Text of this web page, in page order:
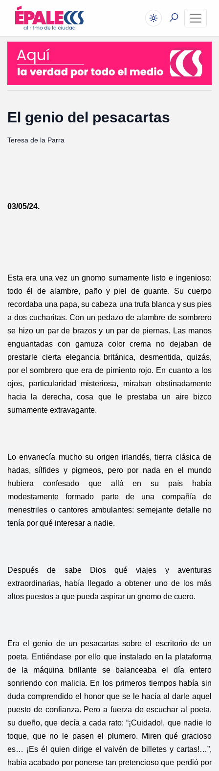
El genio del pesacartas
Teresa de la Parra
03/05/24.
Esta era una vez un gnomo sumamente listo e ingenioso:
todo él de alambre, paño y piel de guante. Su cuerpo
recordaba una papa, su cabeza una trufa blanca y sus pies
a dos cucharitas. Con un pedazo de alambre de sombrero
se hizo un par de brazos y un par de piernas. Las manos
enguantadas con gamuza color crema no dejaban de
prestarle cierta elegancia británica, desmentida, quizás,
por el sombrero que era de pimiento rojo. En cuanto a los
ojos, particularidad misteriosa, miraban obstinadamente
hacia la derecha, cosa que le prestaba un aire bizco
sumamente extravagante.
Lo envanecía mucho su origen irlandés, tierra clásica de
hadas, sílfides y pigmeos, pero por nada en el mundo
hubiera confesado que allá en su país había
modestamente formado parte de una compañía de
menestriles o cantores ambulantes: semejante detalle no
tenía por qué interesar a nadie.
Después de sabe Dios qué viajes y aventuras
extraordinarias, había llegado a obtener uno de los más
altos puestos a que pueda aspirar un gnomo de cuero.
Era el genio de un pesacartas sobre el escritorio de un
poeta. Entiéndase por ello que instalado en la plataforma
de la máquina brillante se balanceaba el día entero
sonriendo con malicia. En los primeros tiempos había sin
duda comprendido el honor que se le hacía al darle aquel
puesto de confianza. Pero a fuerza de escuchar al poeta,
su dueño, que decía a cada rato: “¡Cuidado!, que nadie lo
toque, que no le pasen el plumero. Miren qué gracioso
es… ¡Es él quien dirige el vaivén de billetes y cartas!…”,
había acabado por ponerse tan pretencioso que perdió por